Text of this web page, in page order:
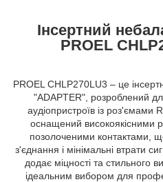
Інсертний
PROEL
PROEL CHLP270LU3 – це
"ADAPTER", розроблений
аудіопристроїв із
оснащений високоякісними
позолоченими контактами,
з'єднання і мінімальні втрати
додає міцності та стильного
ідеальним вибором для